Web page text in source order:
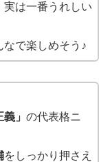
実は一番うれしい
で楽しめそう♪
」 の代表格ニ
をしっかり押さえ